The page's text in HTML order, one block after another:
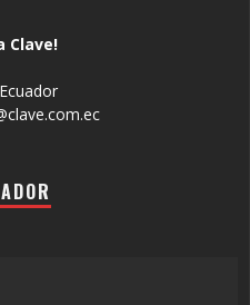
Clave!